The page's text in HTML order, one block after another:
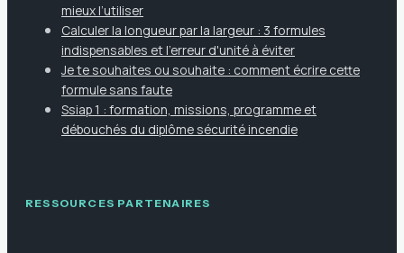
mieux l’utiliser
Calculer la longueur par la largeur : 3 formules
indispensables et l'erreur d'unité à éviter
Je te souhaites ou souhaite : comment écrire cette
formule sans faute
Ssiap 1 : formation, missions, programme et
débouchés du diplôme sécurité incendie
RESSOURCES PARTENAIRES